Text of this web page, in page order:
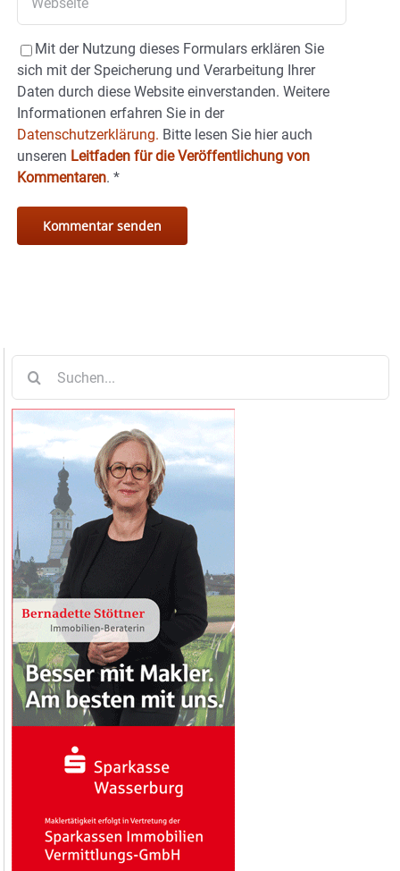
Mit der Nutzung dieses Formulars erklären Sie
sich mit der Speicherung und Verarbeitung Ihrer
Daten durch diese Website einverstanden. Weitere
Informationen erfahren Sie in der
Datenschutzerklärung. Bitte lesen Sie hier auch
unseren Leitfaden für die Veröffentlichung von
Kommentaren. *
nach: